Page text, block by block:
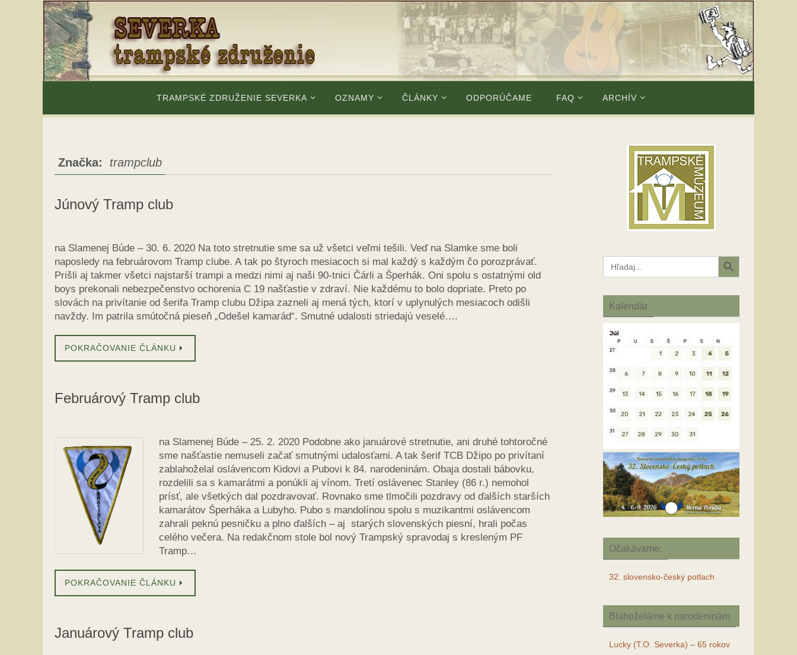
TRAMPSKÉ ZDRUŽENIE SEVERKA OZNAMY ČLÁNKY ODPORÚČAME FAQ ARCHÍV
Značka: trampclub
Júnový Tramp club
na Slamenej Búde – 30. 6. 2020 Na toto stretnutie sme sa už všetci veľmi tešili. Veď na Slamke sme boli
naposledy na februárovom Tramp clube. A tak po štyroch mesiacoch si mal každý s každým čo porozprávať.
Prišli aj takmer všetci najstarší trampi a medzi nimi aj naši 90-tnici Čárli a Šperhák. Oni spolu s ostatnými old
boys prekonali nebezpečenstvo ochorenia C 19 našťastie v zdraví. Nie každému to bolo dopriate. Preto po
slovách na privítanie od šerifa Tramp clubu Džipa zazneli aj mená tých, ktorí v uplynulých mesiacoch odišli
navždy. Im patrila smútočná pieseň „Odešel kamarád“. Smutné udalosti striedajú veselé….
POKRAČOVANIE ČLÁNKU
Februárový Tramp club
na Slamenej Búde – 25. 2. 2020 Podobne ako januárové stretnutie, ani druhé tohtoročné
sme našťastie nemuseli začať smutnými udalosťami. A tak šerif TCB Džipo po privítaní
zablahoželal oslávencom Kidovi a Pubovi k 84. narodeninám. Obaja dostali bábovku,
rozdelili sa s kamarátmi a ponúkli aj vínom. Tretí oslávenec Stanley (86 r.) nemohol
prísť, ale všetkých dal pozdravovať. Rovnako sme tlmočili pozdravy od ďalších starších
kamarátov Šperháka a Lubyho. Pubo s mandolínou spolu s muzikantmi oslávencom
zahrali peknú pesničku a plno ďalších – aj starých slovenských piesní, hrali počas
celého večera. Na redakčnom stole bol nový Trampský spravodaj s kresleným PF
Tramp…
POKRAČOVANIE ČLÁNKU
Januárový Tramp club
Search
for:
Search Button
Kalendár
Očakávame:
32. slovensko-český potlach
Blahoželáme k narodeninám
Lucky (T.O. Severka) – 65 rokov